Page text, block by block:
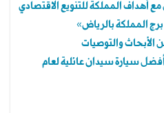
أهداف المملكة للتنويع الاقتصادي
المملكة بالرياض»
الأبحاث والتوصيات
سيارة سيدان عائلية لعام